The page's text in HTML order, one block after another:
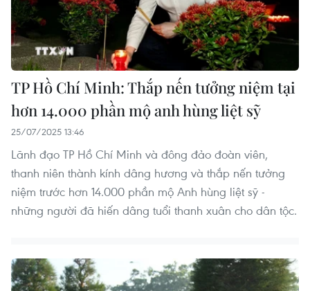
TP Hồ Chí Minh: Thắp nến tưởng niệm tại
hơn 14.000 phần mộ anh hùng liệt sỹ
25/07/2025 13:46
Lãnh đạo TP Hồ Chí Minh và đông đảo đoàn viên,
thanh niên thành kính dâng hương và thắp nến tưởng
niệm trước hơn 14.000 phần mộ Anh hùng liệt sỹ -
những người đã hiến dâng tuổi thanh xuân cho dân tộc.